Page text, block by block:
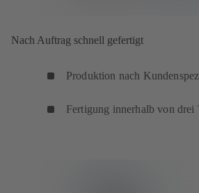
Nach Auftrag schnell gefertigt
Produktion nach
Fertigung innerhalb von drei